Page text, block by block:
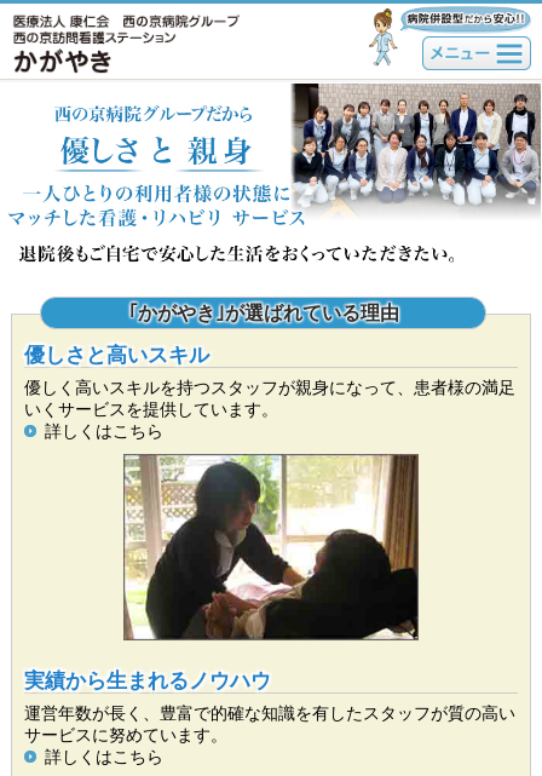
｢かがやき｣が選ばれている理由
優しさと高いスキル
優しく高いスキルを持つスタッフが親身になって、患者様の満足
いくサービスを提供しています。
詳しくはこちら
実績から生まれるノウハウ
運営年数が長く、豊富で的確な知識を有したスタッフが質の高い
サービスに努めています。
詳しくはこちら